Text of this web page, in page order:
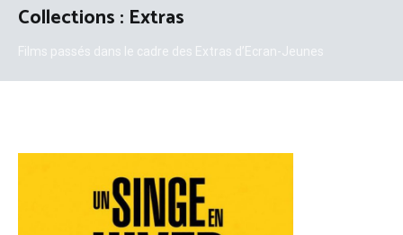
Collections : Extras
Films passés dans le cadre des Extras d’Ecran-Jeunes